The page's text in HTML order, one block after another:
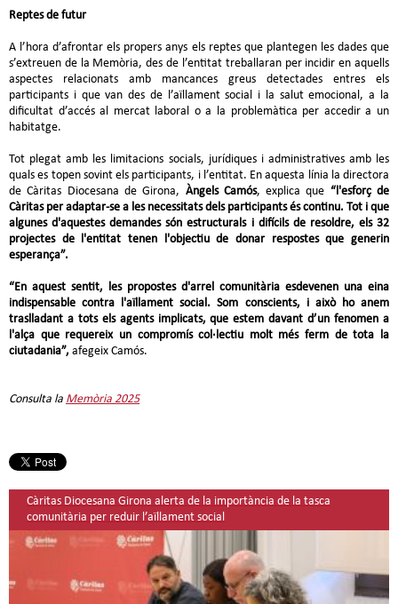
Reptes de futur
A l’hora d’afrontar els propers anys els reptes que plantegen les dades que
s’extreuen de la Memòria, des de l’entitat treballaran per incidir en aquells
aspectes relacionats amb mancances greus detectades entres els
participants i que van des de l’aïllament social i la salut emocional, a la
dificultat d’accés al mercat laboral o a la problemàtica per accedir a un
habitatge.
Tot plegat amb les limitacions socials, jurídiques i administratives amb les
quals es topen sovint els participants, i l’entitat. En aquesta línia la directora
de Càritas Diocesana de Girona, Àngels Camós, explica que “l'esforç de
Càritas per adaptar-se a les necessitats dels participants és continu. Tot i que
algunes d'aquestes demandes són estructurals i difícils de resoldre, els 32
projectes de l'entitat tenen l'objectiu de donar respostes que generin
esperança”.
“En aquest sentit, les propostes d'arrel comunitària esdevenen una eina
indispensable contra l'aïllament social. Som conscients, i això ho anem
traslladant a tots els agents implicats, que estem davant d’un fenomen a
l'alça que requereix un compromís col·lectiu molt més ferm de tota la
ciutadania”, afegeix Camós.
Consulta la Memòria 2025
Càritas Diocesana Girona alerta de la importància de la tasca
comunitària per reduir l’aïllament social